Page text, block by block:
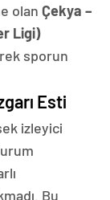
olan Çekya –
Ligi)
sporun
Esti
izleyici
Bu